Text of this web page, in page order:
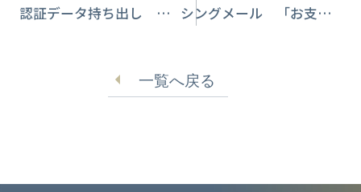
認証データ持ち出し
シングメール 「お支払
一覧へ戻る